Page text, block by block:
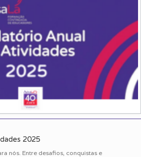
2025
nós. Entre desafios, conquistas e